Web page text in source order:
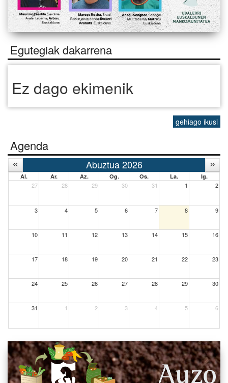
Egutegiak dakarrena
Ez dago ekimenik
gehiago ikusi
Agenda
Abuztua 2026
Al. Ar. Az. Og. Os. La. Ig.
27 28 29 30 31 1 2
3 4 5 6 7 8 9
10 11 12 13 14 15 16
17 18 19 20 21 22 23
24 25 26 27 28 29 30
31 1 2 3 4 5 6